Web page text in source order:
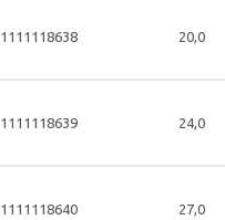
1111118638 20,0
1111118639 24,0
1111118640 27,0